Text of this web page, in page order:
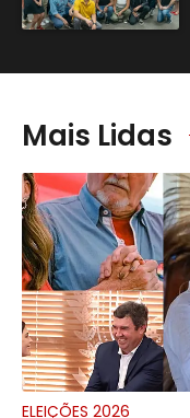
Mais Lidas
ELEIÇÕES 2026